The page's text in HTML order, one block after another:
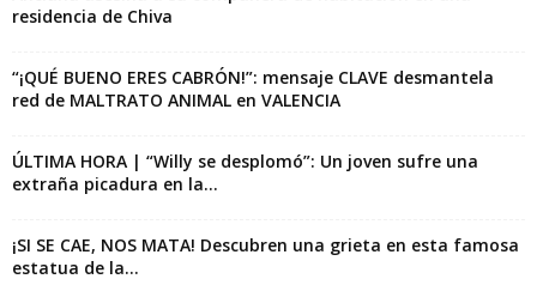
residencia de Chiva
“¡QUÉ BUENO ERES CABRÓN!”: mensaje CLAVE desmantela
red de MALTRATO ANIMAL en VALENCIA
ÚLTIMA HORA | “Willy se desplomó”: Un joven sufre una
extraña picadura en la...
¡SI SE CAE, NOS MATA! Descubren una grieta en esta famosa
estatua de la...